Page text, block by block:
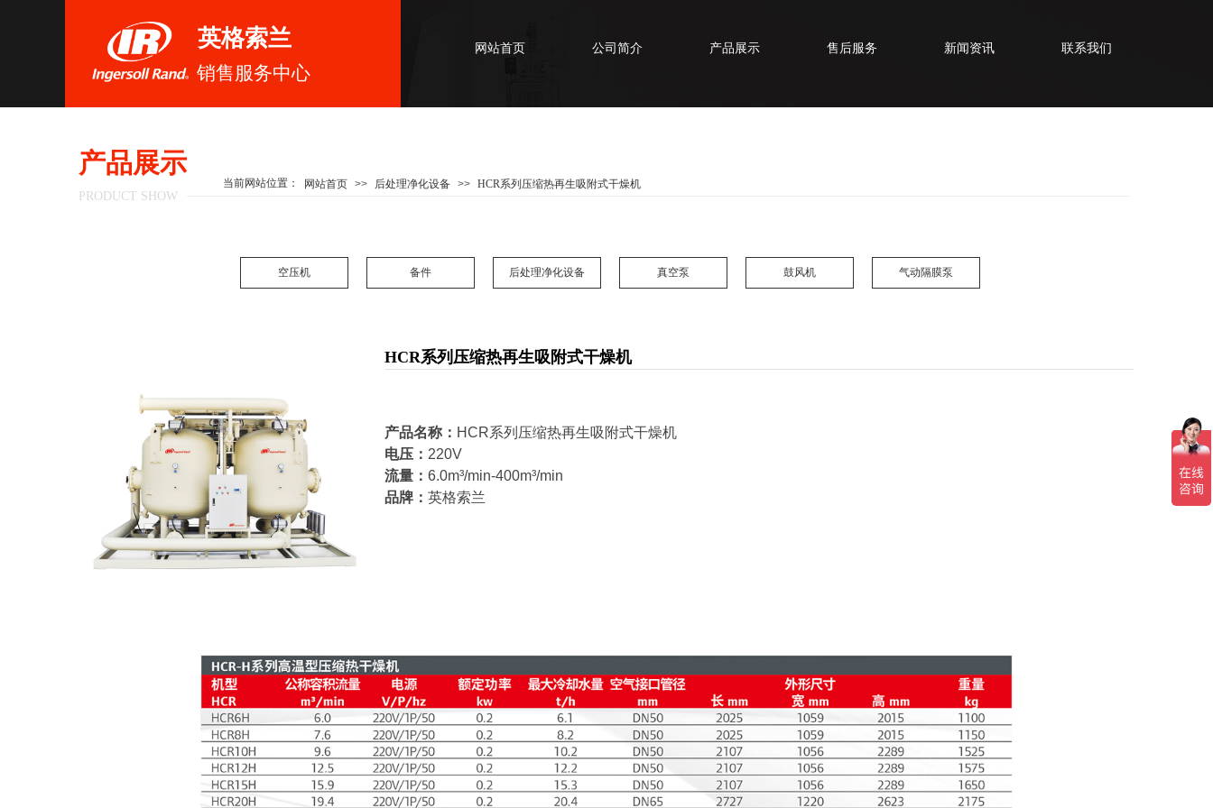
销售服务中心
英格索兰 网站首页 公司简介 产品展示 售后服务 新闻资讯 联系我们
产品展示
当前网站位置： 网站首页 >> 后处理净化设备 >> HCR系列压缩热再生吸附式干燥机
PRODUCT SHOW
空压机 备件 后处理净化设备 真空泵 鼓风机 气动隔膜泵
HCR系列压缩热再生吸附式干燥机
产品名称： HCR系列压缩热再生吸附式干燥机
电压： 220V
流量： 6.0m³/min-400m³/min
品牌： 英格索兰